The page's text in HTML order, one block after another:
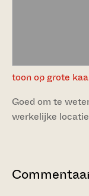
toon op grote
Goed om te
werkelijke